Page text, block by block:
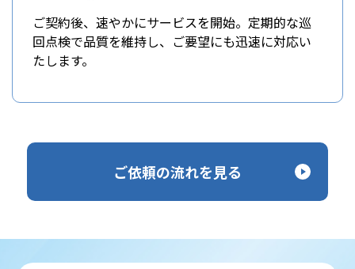
ご契約後、速やかにサービスを開始。定期的な巡
回点検で品質を維持し、ご要望にも迅速に対応い
たします。
ご依頼の流れを見る